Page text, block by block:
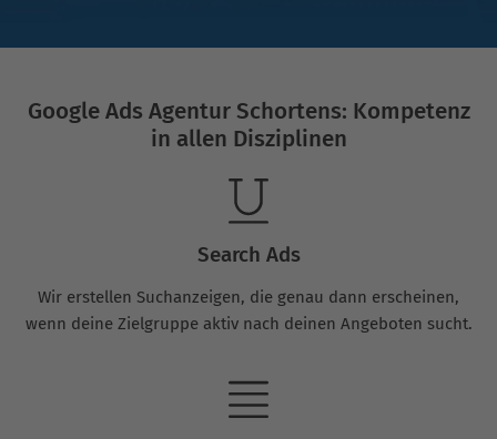
Google Ads Agentur Schortens: Kompetenz
in allen Disziplinen
Search Ads
Wir erstellen Suchanzeigen, die genau dann erscheinen,
wenn deine Zielgruppe aktiv nach deinen Angeboten sucht.